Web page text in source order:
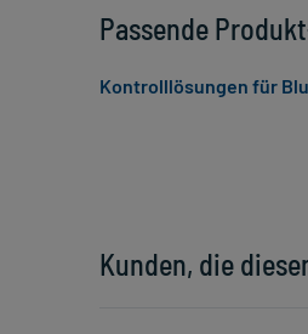
Kunden, die
Passende
Kontrolllösungen für